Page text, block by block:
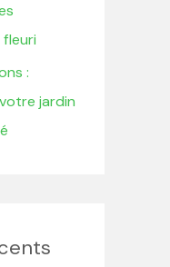
:
jardin